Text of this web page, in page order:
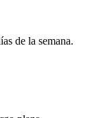
de la semana.